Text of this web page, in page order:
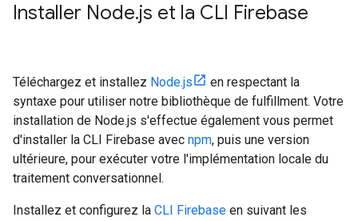
Installer Node.js et la CLI Firebase
Téléchargez et installez Node.js
en respectant la
syntaxe pour utiliser notre bibliothèque de fulfillment. Votre
installation de Node.js s'effectue également vous permet
d'installer la CLI Firebase avec npm, puis une version
ultérieure, pour exécuter votre l'implémentation locale du
traitement conversationnel.
Installez et configurez la CLI Firebase en suivant les